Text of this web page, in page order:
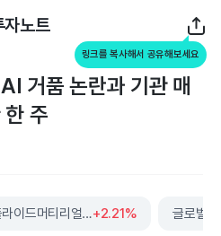
자노트
링크를 복사해서 공유해보세요
거품 논란과 기관 매
한 주
어플라이드머티리얼스+2.21% 글로벌